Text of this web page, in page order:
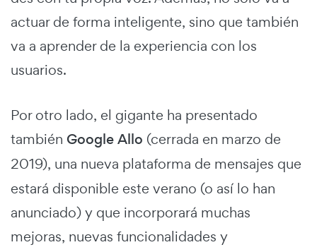
actuar de forma inteligente, sino que también
va a aprender de la experiencia con los
usuarios.
Por otro lado, el gigante ha presentado
también Google Allo (cerrada en marzo de
2019), una nueva plataforma de mensajes que
estará disponible este verano (o así lo han
anunciado) y que incorporará muchas
mejoras, nuevas funcionalidades y